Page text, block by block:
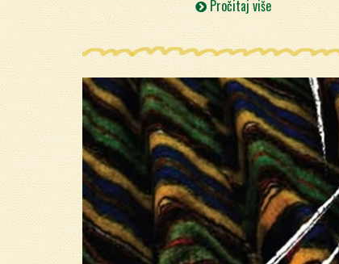
Pročitaj više